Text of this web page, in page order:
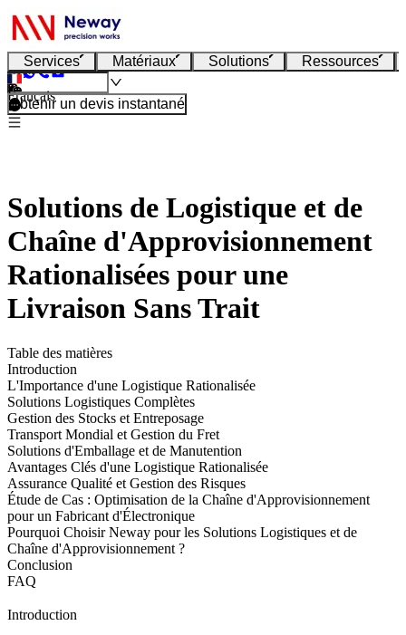
Services Matériaux Solutions Ressources
Français
Obtenir un devis instantané
Solutions de Logistique et de
Chaîne d'Approvisionnement
Rationalisées pour une
Livraison Sans Trait
Table des matières
Introduction
L'Importance d'une Logistique Rationalisée
Solutions Logistiques Complètes
Gestion des Stocks et Entreposage
Transport Mondial et Gestion du Fret
Solutions d'Emballage et de Manutention
Avantages Clés d'une Logistique Rationalisée
Assurance Qualité et Gestion des Risques
Étude de Cas : Optimisation de la Chaîne d'Approvisionnement
pour un Fabricant d'Électronique
Pourquoi Choisir Neway pour les Solutions Logistiques et de
Chaîne d'Approvisionnement ?
Conclusion
FAQ
Introduction